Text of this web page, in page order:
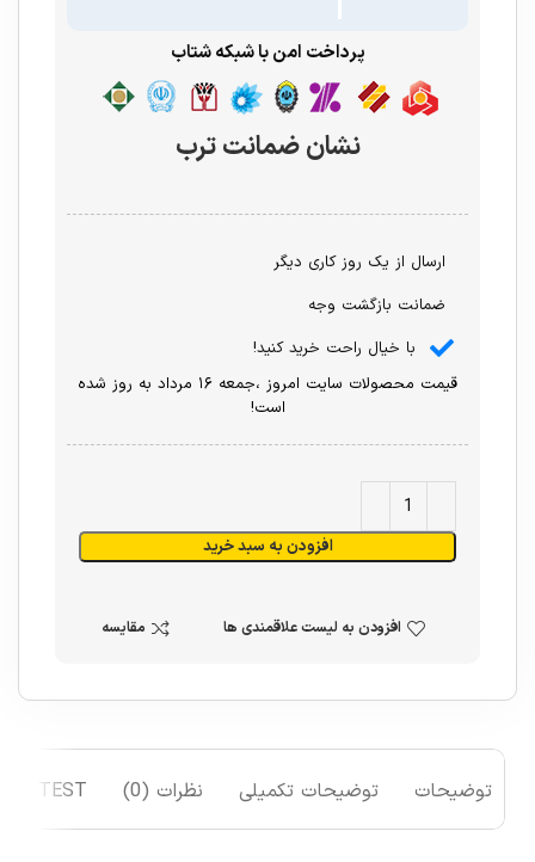
پرداخت امن با شبکه شتاب
نشان ضمانت ترب
ارسال از یک روز کاری دیگر
ضمانت بازگشت وجه
با خیال راحت خرید کنید!
قیمت محصولات سایت امروز ،جمعه ۱۶ مرداد به روز شده
است!
افزودن به سبد خرید
افزودن به لیست علاقمندی ها مقایسه
توضیحات توضیحات تکمیلی نظرات (0) TEST